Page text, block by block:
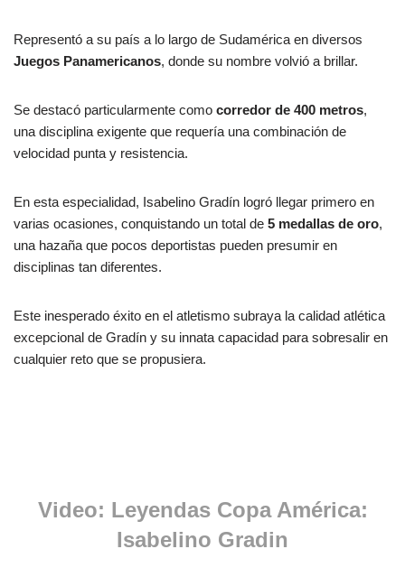
Representó a su país a lo largo de Sudamérica en diversos
Juegos Panamericanos, donde su nombre volvió a brillar.
Se destacó particularmente como corredor de 400 metros,
una disciplina exigente que requería una combinación de
velocidad punta y resistencia.
En esta especialidad, Isabelino Gradín logró llegar primero en
varias ocasiones, conquistando un total de 5 medallas de oro,
una hazaña que pocos deportistas pueden presumir en
disciplinas tan diferentes.
Este inesperado éxito en el atletismo subraya la calidad atlética
excepcional de Gradín y su innata capacidad para sobresalir en
cualquier reto que se propusiera.
Video: Leyendas Copa América:
Isabelino Gradin